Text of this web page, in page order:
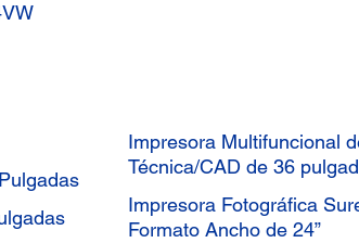
Impresora Multifuncional
Técnica/CAD de 36
Impresora Fotográfica
Formato Ancho de 24”